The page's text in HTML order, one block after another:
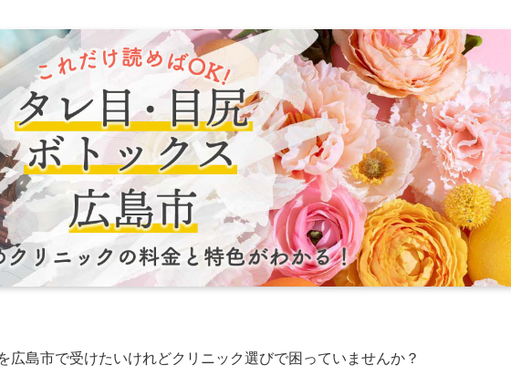
広島市で受けたいけれどクリニック選びで困っていませんか？